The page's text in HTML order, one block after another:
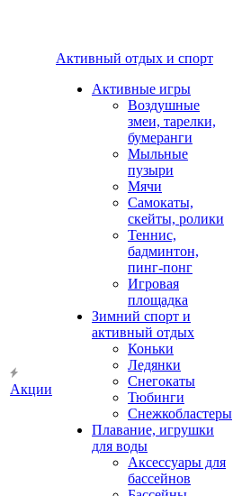
Акции
Активный отдых и спорт
Активные игры
Воздушные
змеи, тарелки,
бумеранги
Мыльные
пузыри
Мячи
Самокаты,
скейты, ролики
Теннис,
бадминтон,
пинг-понг
Игровая
площадка
Зимний спорт и
активный отдых
Коньки
Ледянки
Снегокаты
Тюбинги
Снежкобластеры
Плавание, игрушки
для воды
Аксессуары для
бассейнов